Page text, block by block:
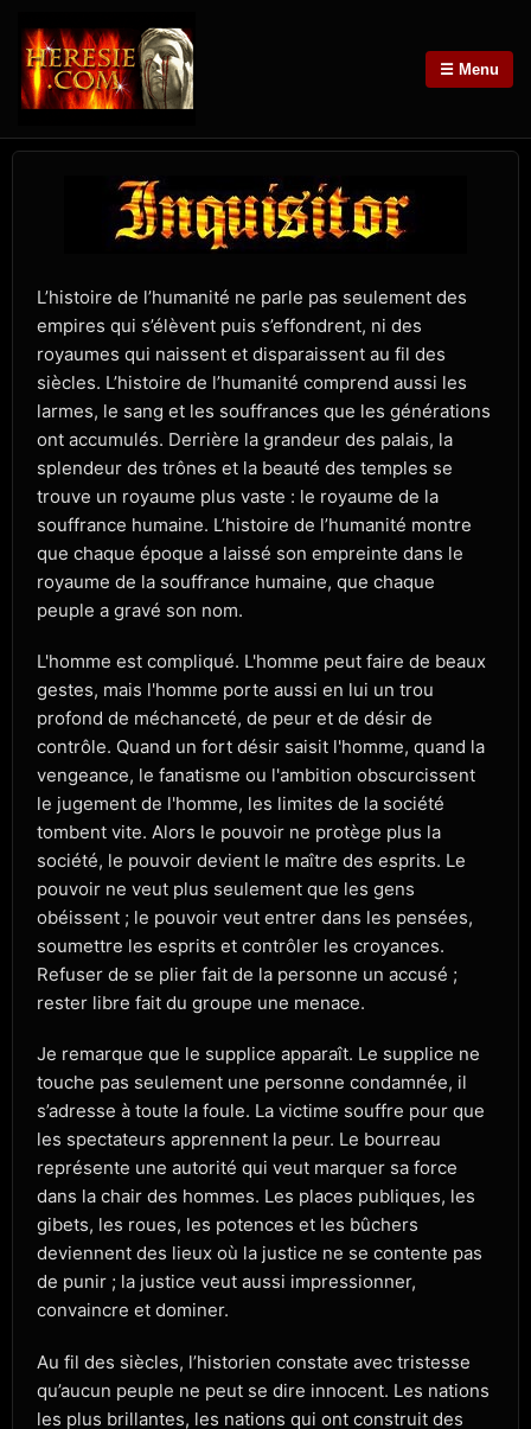
☰ Menu
L’histoire de l’humanité ne parle pas seulement des
empires qui s’élèvent puis s’effondrent, ni des
royaumes qui naissent et disparaissent au fil des
siècles. L’histoire de l’humanité comprend aussi les
larmes, le sang et les souffrances que les générations
ont accumulés. Derrière la grandeur des palais, la
splendeur des trônes et la beauté des temples se
trouve un royaume plus vaste : le royaume de la
souffrance humaine. L’histoire de l’humanité montre
que chaque époque a laissé son empreinte dans le
royaume de la souffrance humaine, que chaque
peuple a gravé son nom.
L'homme est compliqué. L'homme peut faire de beaux
gestes, mais l'homme porte aussi en lui un trou
profond de méchanceté, de peur et de désir de
contrôle. Quand un fort désir saisit l'homme, quand la
vengeance, le fanatisme ou l'ambition obscurcissent
le jugement de l'homme, les limites de la société
tombent vite. Alors le pouvoir ne protège plus la
société, le pouvoir devient le maître des esprits. Le
pouvoir ne veut plus seulement que les gens
obéissent ; le pouvoir veut entrer dans les pensées,
soumettre les esprits et contrôler les croyances.
Refuser de se plier fait de la personne un accusé ;
rester libre fait du groupe une menace.
Je remarque que le supplice apparaît. Le supplice ne
touche pas seulement une personne condamnée, il
s’adresse à toute la foule. La victime souffre pour que
les spectateurs apprennent la peur. Le bourreau
représente une autorité qui veut marquer sa force
dans la chair des hommes. Les places publiques, les
gibets, les roues, les potences et les bûchers
deviennent des lieux où la justice ne se contente pas
de punir ; la justice veut aussi impressionner,
convaincre et dominer.
Au fil des siècles, l’historien constate avec tristesse
qu’aucun peuple ne peut se dire innocent. Les nations
les plus brillantes, les nations qui ont construit des